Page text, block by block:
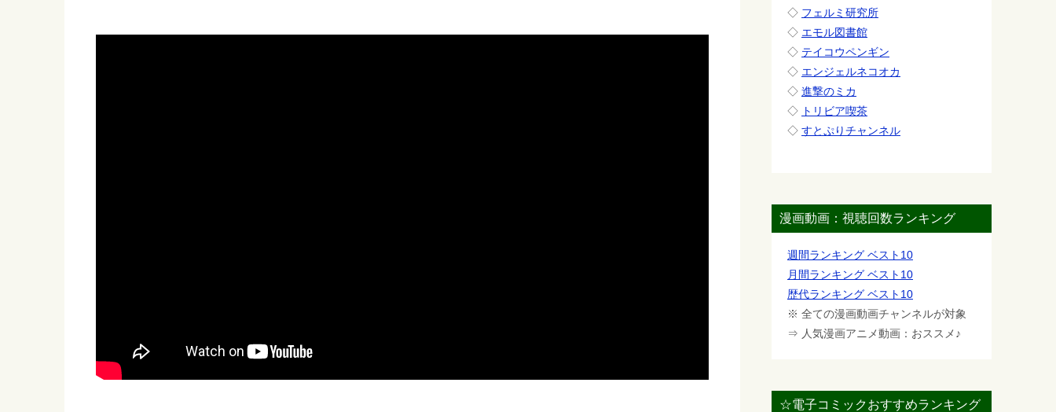
◇ フェルミ研究所
◇ エモル図書館
◇ テイコウペンギン
◇ エンジェルネコオカ
◇ 進撃のミカ
◇ トリビア喫茶
◇ すとぷりチャンネル
漫画動画：視聴回数ランキング
週間ランキング ベスト10
月間ランキング ベスト10
歴代ランキング ベスト10
※ 全ての漫画動画チャンネルが対象
⇒ 人気漫画アニメ動画：おススメ♪
☆電子コミックおすすめランキング